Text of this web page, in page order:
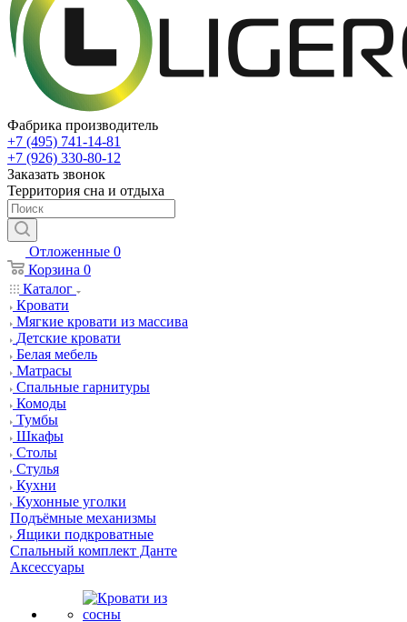
Фабрика производитель
+7 (495) 741-14-81
+7 (926) 330-80-12
Заказать звонок
Территория сна и отдыха
Отложенные 0
Корзина 0
Каталог
Кровати
Мягкие кровати из массива
Детские кровати
Белая мебель
Матрасы
Спальные гарнитуры
Комоды
Тумбы
Шкафы
Столы
Стулья
Кухни
Кухонные уголки
Подъёмные механизмы
Ящики подкроватные
Спальный комплект Данте
Аксессуары